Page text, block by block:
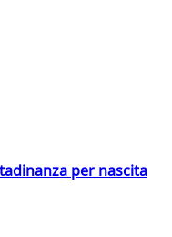
per nascita